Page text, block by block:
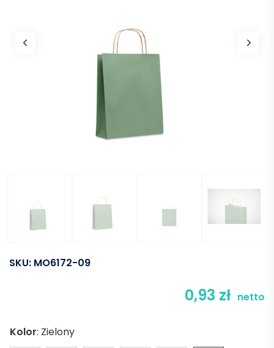
SKU: MO6172-09
0,93 zł netto
Kolor: Zielony